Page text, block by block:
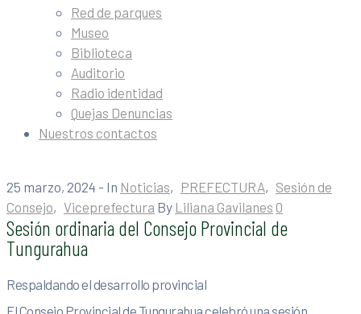
Red de parques
Museo
Biblioteca
Auditorio
Radio identidad
Quejas Denuncias
Nuestros contactos
25 marzo, 2024 - In Noticias‚ PREFECTURA‚ Sesión de
Consejo‚ Viceprefectura By Liliana Gavilanes 0
Sesión ordinaria del Consejo Provincial de
Tungurahua
Respaldando el desarrollo provincial